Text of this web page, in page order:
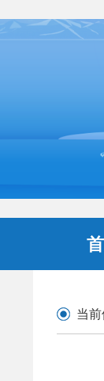
当前